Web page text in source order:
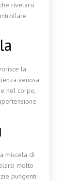
rivelarsi
la
venosa
nel corpo,
miscela di
molto
pungenti: